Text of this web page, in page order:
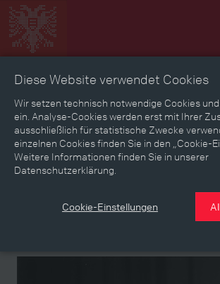
Zeitbild Zeitreise Landkarte
Mediathek Textmodus
Themen Zeiträume Aspekte
Diese Website verwendet Cookies
Wir setzen technisch notwendige Cookies
ein. Analyse-Cookies werden erst mit Ihrer
ausschließlich für statistische Zwecke
einzelnen Cookies finden Sie in den „Cookie-
Weitere Informationen finden Sie in unserer
Datenschutzerklärung.
Cookie-Einstellungen